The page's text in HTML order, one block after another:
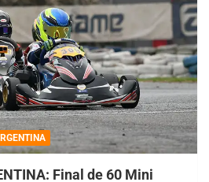
Final de 60 Mini